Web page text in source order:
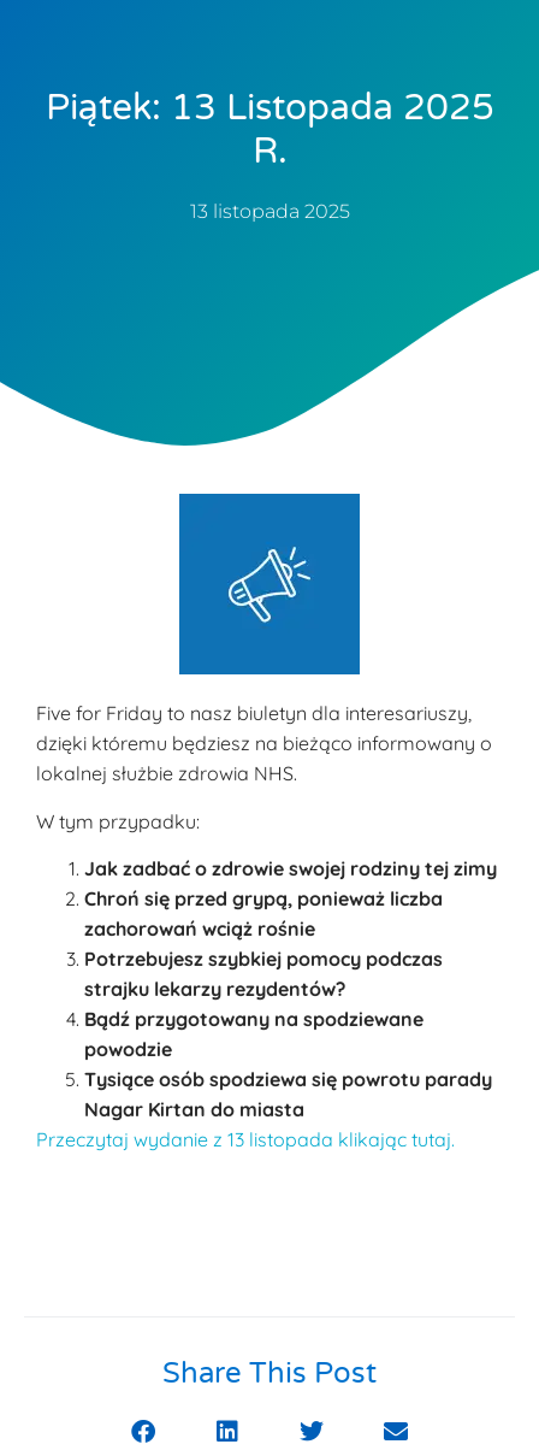
Piątek: 13 Listopada 2025
R.
13 listopada 2025
Five for Friday to nasz biuletyn dla interesariuszy,
dzięki któremu będziesz na bieżąco informowany o
lokalnej służbie zdrowia NHS.
W tym przypadku:
Jak zadbać o zdrowie swojej rodziny tej zimy
Chroń się przed grypą, ponieważ liczba
zachorowań wciąż rośnie
Potrzebujesz szybkiej pomocy podczas
strajku lekarzy rezydentów?
Bądź przygotowany na spodziewane
powodzie
Tysiące osób spodziewa się powrotu parady
Nagar Kirtan do miasta
Przeczytaj wydanie z 13 listopada klikając tutaj.
Share This Post